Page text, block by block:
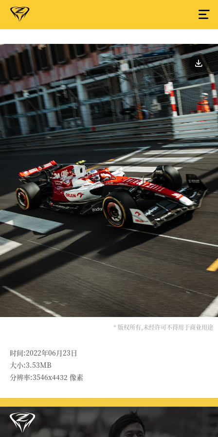
* 版权所有,未经许可不得用于商业用途
时间:2022年06月23日
大小:3.53MB
分辨率:3546x4432 像素